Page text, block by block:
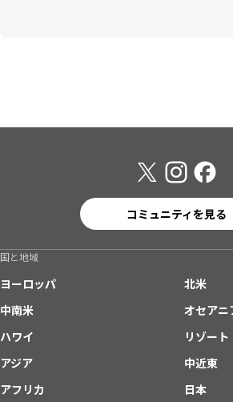
コミュニティを見る
国と地域
ヨーロッパ
北米
中南米
オセアニ
ハワイ
リゾート
アジア
中近東
アフリカ
日本